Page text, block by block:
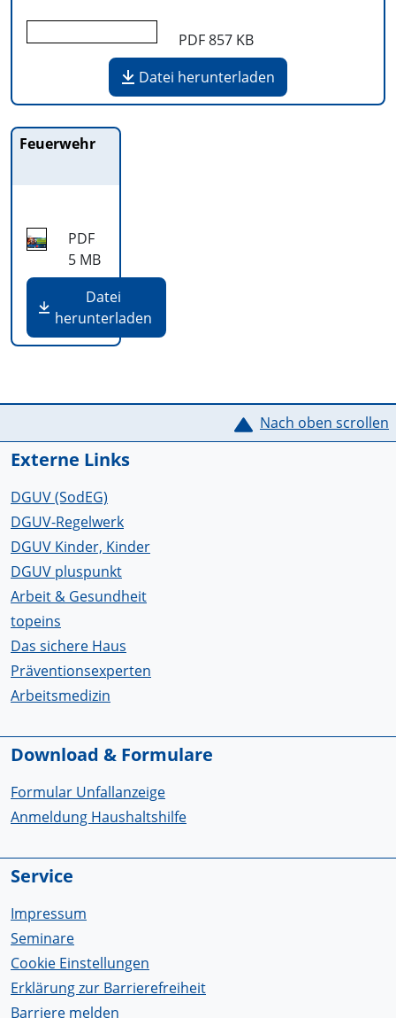
PDF857 KB
Datei herunterladen
Feuerwehr
PDF
5 MB
Datei
herunterladen
Service Informationen Nach oben scrollen
Externe Links
DGUV (SodEG)
DGUV-Regelwerk
DGUV Kinder, Kinder
DGUV pluspunkt
Arbeit & Gesundheit
topeins
Das sichere Haus
Präventionsexperten
Arbeitsmedizin
Download & Formulare
Formular Unfallanzeige
Anmeldung Haushaltshilfe
Service
Impressum
Seminare
Cookie Einstellungen
Erklärung zur Barrierefreiheit
Barriere melden